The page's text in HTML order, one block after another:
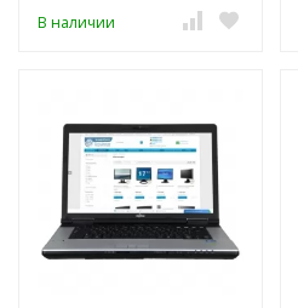
В наличии